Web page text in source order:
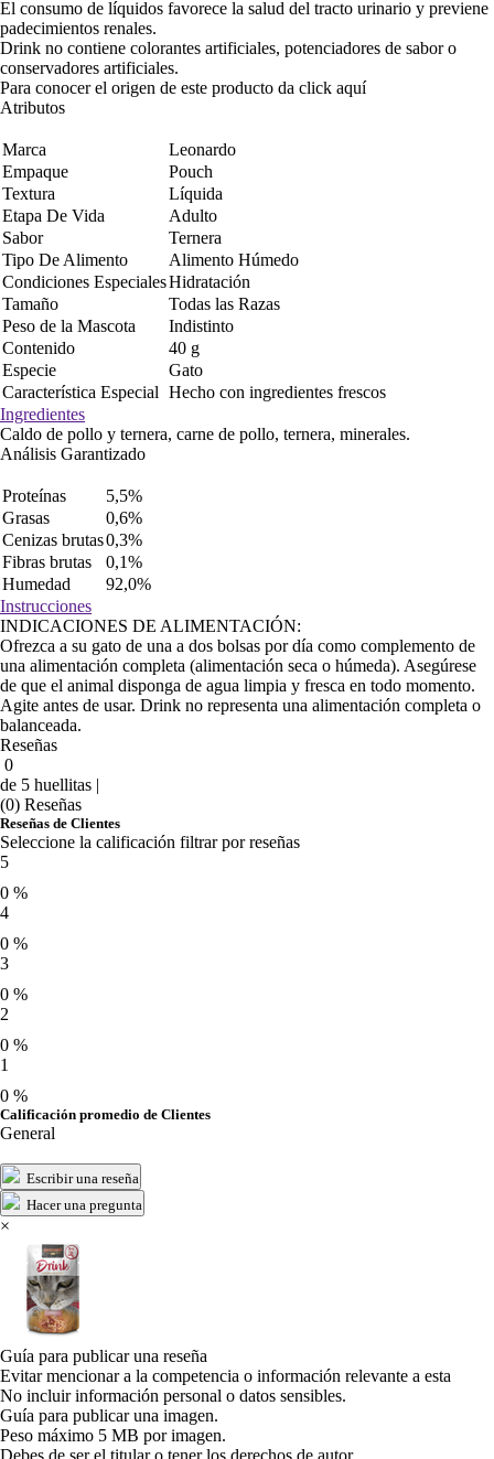
El consumo de líquidos favorece la salud del tracto urinario y previene
padecimientos renales.
Drink no contiene colorantes artificiales, potenciadores de sabor o
conservadores artificiales.
Para conocer el origen de este producto da click aquí
Atributos
Marca
Leonardo
Empaque
Pouch
Textura
Líquida
Etapa De Vida
Adulto
Sabor
Ternera
Tipo De Alimento
Alimento Húmedo
Condiciones EspecialesHidratación
Tamaño
Todas las Razas
Peso de la Mascota
Indistinto
Contenido
40 g
Especie
Gato
Característica Especial Hecho con ingredientes frescos
Ingredientes
Caldo de pollo y ternera, carne de pollo, ternera, minerales.
Análisis Garantizado
Proteínas
5,5%
Grasas
0,6%
Cenizas brutas0,3%
Fibras brutas
0,1%
Humedad
92,0%
Instrucciones
INDICACIONES DE ALIMENTACIÓN:
Ofrezca a su gato de una a dos bolsas por día como complemento de
una alimentación completa (alimentación seca o húmeda). Asegúrese
de que el animal disponga de agua limpia y fresca en todo momento.
Agite antes de usar. Drink no representa una alimentación completa o
balanceada.
Reseñas
0
de 5 huellitas |
(0) Reseñas
Reseñas de Clientes
Seleccione la calificación filtrar por reseñas
5
0 %
4
0 %
3
0 %
2
0 %
1
0 %
Calificación promedio de Clientes
General
Escribir una reseña
Hacer una pregunta
×
Guía para publicar una reseña
Evitar mencionar a la competencia o información relevante a esta
No incluir información personal o datos sensibles.
Guía para publicar una imagen.
Peso máximo 5 MB por imagen.
Debes de ser el titular o tener los derechos de autor